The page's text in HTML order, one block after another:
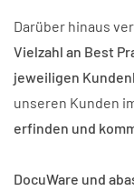
Darüber hinaus
Vielzahl an Best
jeweiligen
unseren Kunden
erfinden und
DocuWare und